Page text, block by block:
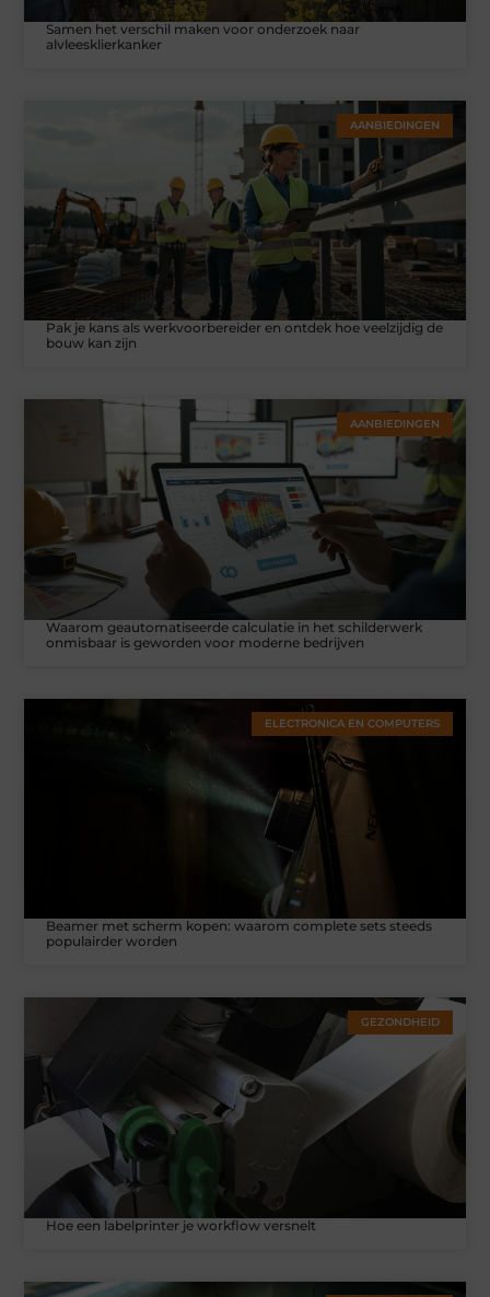
Samen het verschil maken voor onderzoek naar
alvleesklierkanker
AANBIEDINGEN
Pak je kans als werkvoorbereider en ontdek hoe veelzijdig de
bouw kan zijn
AANBIEDINGEN
Waarom geautomatiseerde calculatie in het schilderwerk
onmisbaar is geworden voor moderne bedrijven
ELECTRONICA EN COMPUTERS
Beamer met scherm kopen: waarom complete sets steeds
populairder worden
GEZONDHEID
Hoe een labelprinter je workflow versnelt